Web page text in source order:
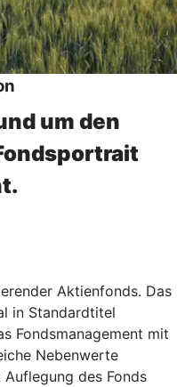
um den
Aktienfonds. Das
in Standardtitel
Fondsmanagement mit
Nebenwerte
des Fonds